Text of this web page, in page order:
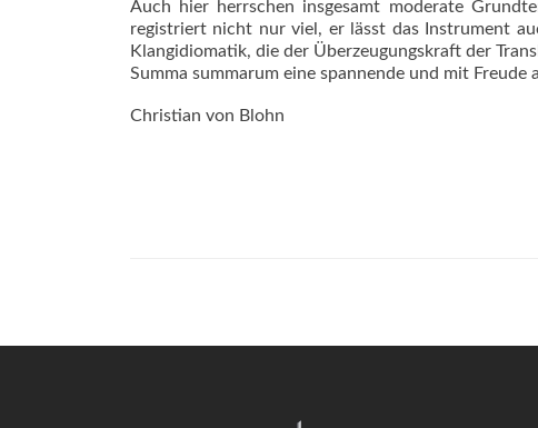
Auch hier herrschen insgesamt moderate
registriert nicht nur viel, er lässt das Instrument
Klangidiomatik, die der Überzeugungskraft der
Summa summarum eine spannende und mit Freude
Christian von Blohn